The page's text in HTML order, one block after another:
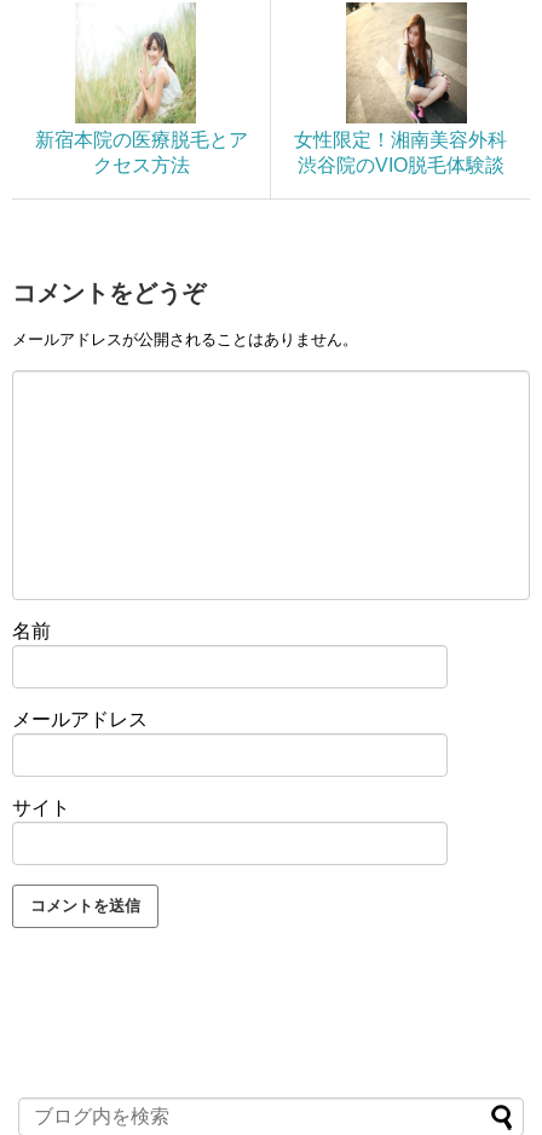
新宿本院の医療脱毛とア
クセス方法
女性限定！湘南美容外科
渋谷院のVIO脱毛体験談
コメントをどうぞ
メールアドレスが公開されることはありません。
名前
メールアドレス
サイト